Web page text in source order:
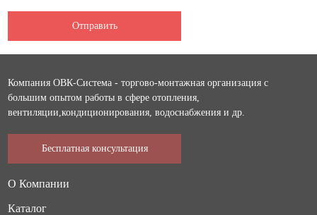
Отправить
Компания ОВК-Система - торгово-монтажная организация с
большим опытом работы в сфере отопления,
вентиляции,кондиционирования, водоснабжения и др.
Бесплатная консультация
О Компании
Каталог